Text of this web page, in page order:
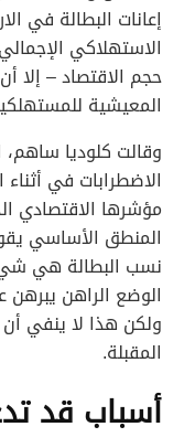
إعانات البطالة في
حجم الاقتصاد – إلا
المعيشية
وقالت كلوديا
الاضطرابات في
مؤشرها الاقتصادي
المنطق الأساسي
نسب البطالة هي
الوضع الراهن يبرهن
ولكن هذا لا ينفي أن
المقبلة.
أسباب قد